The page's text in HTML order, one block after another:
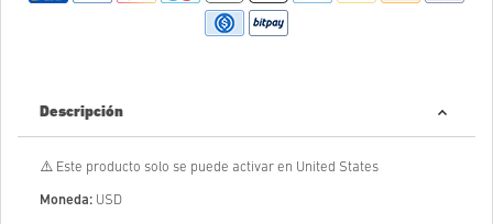
Descripción
⚠️ Este producto solo se puede activar en United States
Moneda: USD